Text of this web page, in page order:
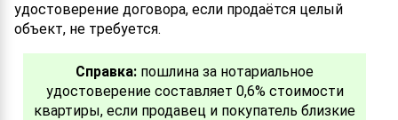
удостоверение договора, если продаётся целый
объект, не требуется.
Справка: пошлина за нотариальное
удостоверение составляет 0,6% стоимости
квартиры, если продавец и покупатель близкие